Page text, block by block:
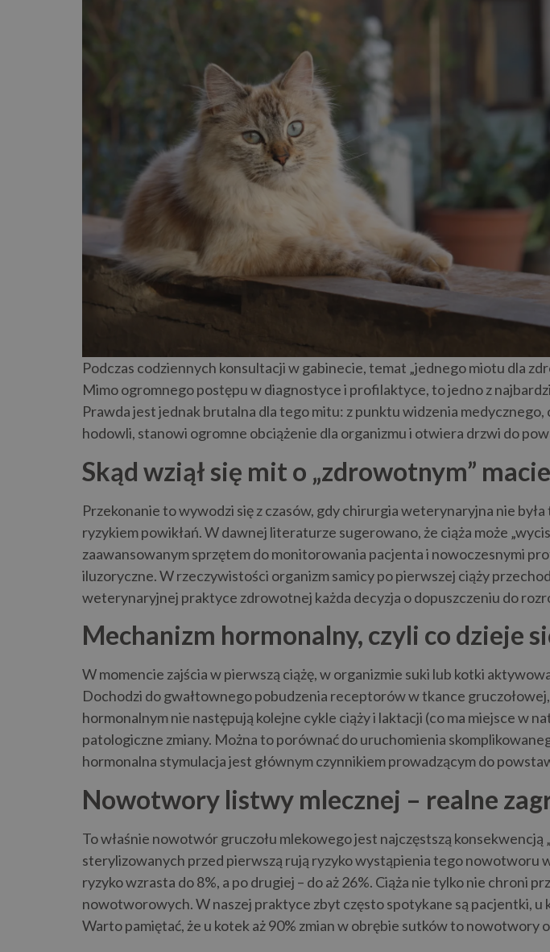
Podczas codziennych konsultacji w gabinecie, temat „jednego miotu dla
Mimo ogromnego postępu w diagnostyce i profilaktyce, to jedno z
Prawda jest jednak brutalna dla tego mitu: z punktu widzenia
hodowli, stanowi ogromne obciążenie dla organizmu i otwiera drzwi do
Skąd wziął się mit o „zdrowotnym”
Przekonanie to wywodzi się z czasów, gdy chirurgia weterynaryjna nie
ryzykiem powikłań. W dawnej literaturze sugerowano, że ciąża może
zaawansowanym sprzętem do monitorowania pacjenta i nowoczesnymi
iluzoryczne. W rzeczywistości organizm samicy po pierwszej ciąży
weterynaryjnej praktyce zdrowotnej każda decyzja o dopuszczeniu do
Mechanizm hormonalny, czyli co dzieje
W momencie zajścia w pierwszą ciążę, w organizmie suki lub kotki
Dochodzi do gwałtownego pobudzenia receptorów w tkance
hormonalnym nie następują kolejne cykle ciąży i laktacji (co ma miejsce w
patologiczne zmiany. Można to porównać do uruchomienia
hormonalna stymulacja jest głównym czynnikiem prowadzącym do
Nowotwory listwy mlecznej – realne
To właśnie nowotwór gruczołu mlekowego jest najczęstszą konsekwencją
sterylizowanych przed pierwszą rują ryzyko wystąpienia tego nowotworu
ryzyko wzrasta do 8%, a po drugiej – do aż 26%. Ciąża nie tylko nie chroni
nowotworowych. W naszej praktyce zbyt często spotykane są pacjentki,
Warto pamiętać, że u kotek aż 90% zmian w obrębie sutków to nowotwory